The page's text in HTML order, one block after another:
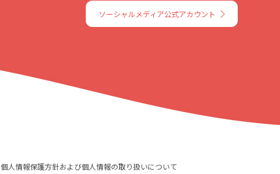
ソーシャルメディア公式アカウント
個人情報保護方針および個人情報の取り扱いについて